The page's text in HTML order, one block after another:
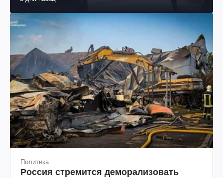
Политика
Россия стремится деморализовать